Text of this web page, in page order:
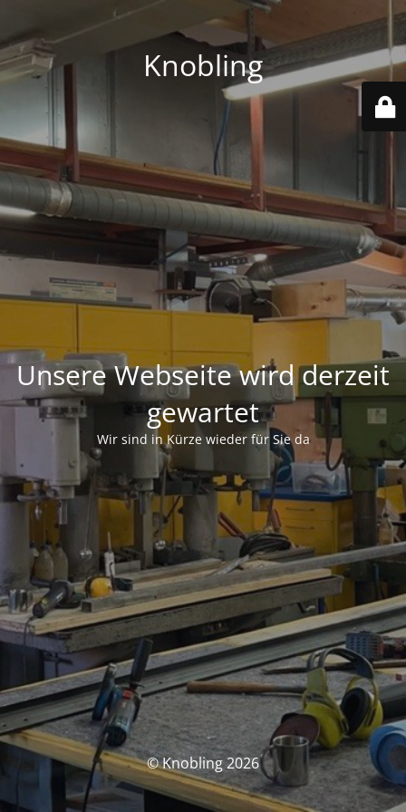
Knobling
Unsere Webseite wird derzeit
gewartet
Wir sind in Kürze wieder für Sie da
© Knobling 2026